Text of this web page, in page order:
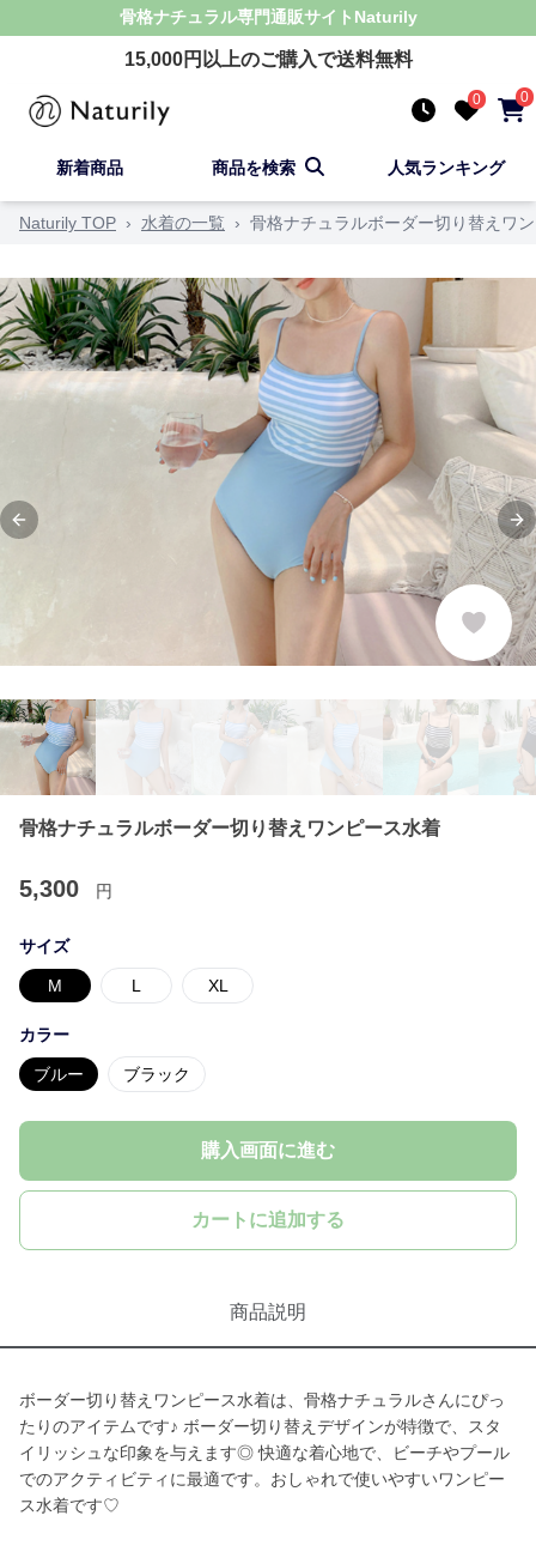
骨格ナチュラル専門通販サイト Naturily
15,000円以上のご購入で送料無料
0 0
新着商品 商品を検索 人気ランキング
Naturily TOP › 水着の一覧 › 骨格ナチュラルボーダー切り替えワ
Previous slide
骨格ナチュラルボーダー切り替えワンピース水着
5,300 円
サイズ
M L XL
カラー
ブルー ブラック
購入画面に進む
カートに追加する
商品説明
ボーダー切り替えワンピース水着は、骨格ナチュラルさんにぴっ
たりのアイテムです♪ ボーダー切り替えデザインが特徴で、スタ
イリッシュな印象を与えます◎ 快適な着心地で、ビーチやプール
でのアクティビティに最適です。おしゃれで使いやすいワンピー
ス水着です♡